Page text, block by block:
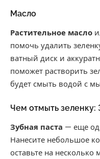
Масло
Растительное масло
помочь удалить
ватный диск и
поможет растворить
будет смыть водой с
Чем отмыть зеленку:
Зубная паста — еще
Нанесите небольшое
оставьте на несколько